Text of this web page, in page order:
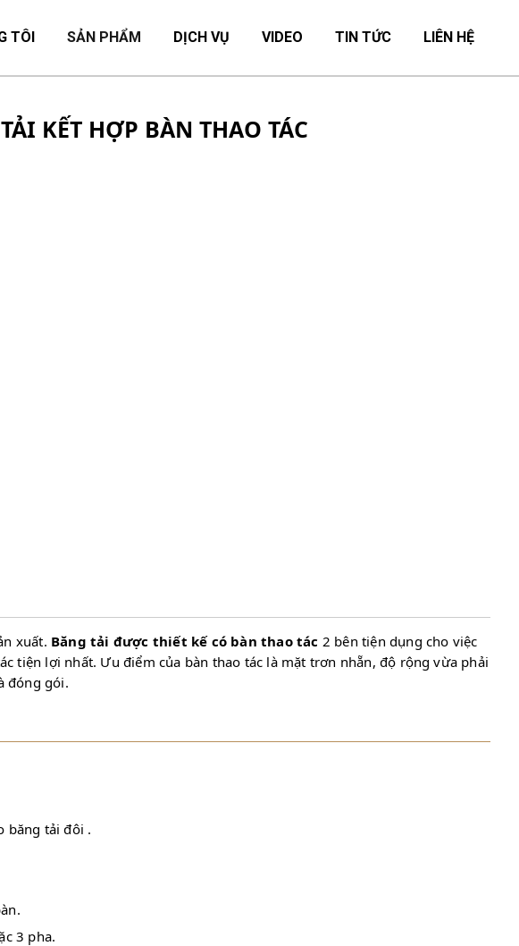
TÔI SẢN PHẨM DỊCH VỤ VIDEO TIN TỨC LIÊN HỆ
KẾT HỢP BÀN THAO TÁC
xuất. Băng tải được thiết kế có bàn thao tác 2 bên tiện dụng cho việc
tiện lợi nhất. Ưu điểm của bàn thao tác là mặt trơn nhẵn, độ rộng vừa phải
đóng gói.
tải đôi .
3 pha.